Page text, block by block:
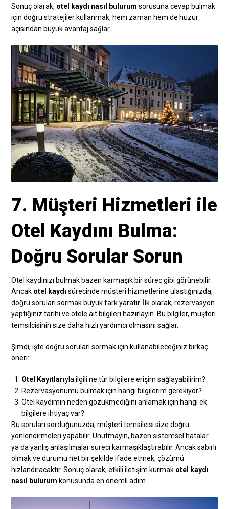
Sonuç olarak, otel kaydı nasıl bulurum sorusuna cevap bulmak
için doğru stratejiler kullanmak, hem zaman hem de huzur
açısından büyük avantaj sağlar.
7. Müşteri Hizmetleri ile
Otel Kaydını Bulma:
Doğru Sorular Sorun
Otel kaydınızı bulmak bazen karmaşık bir süreç gibi görünebilir.
Ancak otel kaydı sürecinde müşteri hizmetlerine ulaştığınızda,
doğru soruları sormak büyük fark yaratır. İlk olarak, rezervasyon
yaptığınız tarihi ve otele ait bilgileri hazırlayın. Bu bilgiler, müşteri
temsilcisinin size daha hızlı yardımcı olmasını sağlar.
Şimdi, işte doğru soruları sormak için kullanabileceğiniz birkaç
öneri:
Otel Kayıtlarıyla ilgili ne tür bilgilere erişim sağlayabilirim?
Rezervasyonumu bulmak için hangi bilgilerim gerekiyor?
Otel kaydımın neden gözükmediğini anlamak için hangi ek
bilgilere ihtiyaç var?
Bu soruları sorduğunuzda, müşteri temsilcisi size doğru
yönlendirmeleri yapabilir. Unutmayın, bazen sistemsel hatalar
ya da yanlış anlaşılmalar süreci karmaşıklaştırabilir. Ancak sabırlı
olmak ve durumu net bir şekilde ifade etmek, çözümü
hızlandıracaktır. Sonuç olarak, etkili iletişim kurmak otel kaydı
nasıl bulurum konusunda en önemli adım.